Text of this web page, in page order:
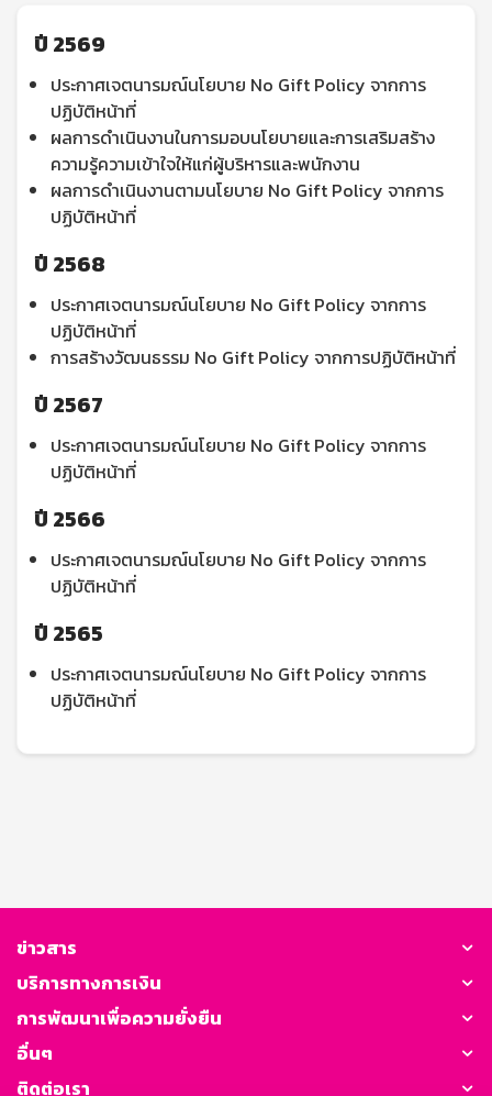
ปี 2569
ประกาศเจตนารมณ์นโยบาย No Gift Policy จากการ
ปฏิบัติหน้าที่
ผลการดำเนินงานในการมอบนโยบายและการเสริมสร้าง
ความรู้ความเข้าใจให้แก่ผู้บริหารและพนักงาน
ผลการดำเนินงานตามนโยบาย No Gift Policy จากการ
ปฏิบัติหน้าที่
ปี 2568
ประกาศเจตนารมณ์นโยบาย No Gift Policy จากการ
ปฏิบัติหน้าที่
การสร้างวัฒนธรรม No Gift Policy จากการปฏิบัติหน้าที่
ปี 2567
ประกาศเจตนารมณ์นโยบาย No Gift Policy จากการ
ปฏิบัติหน้าที่
ปี 2566
ประกาศเจตนารมณ์นโยบาย No Gift Policy จากการ
ปฏิบัติหน้าที่
ปี 2565
ประกาศเจตนารมณ์นโยบาย No Gift Policy จากการ
ปฏิบัติหน้าที่
ข่าวสาร
บริการทางการเงิน
การพัฒนาเพื่อความยั่งยืน
อื่นๆ
ติดต่อเรา